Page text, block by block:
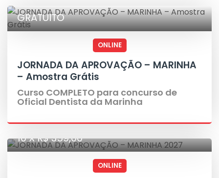
GRATUITO
ONLINE
JORNADA DA APROVAÇÃO – MARINHA
– Amostra Grátis
Curso COMPLETO para concurso de
Oficial Dentista da Marinha
10 X R$ 359,00
ONLINE